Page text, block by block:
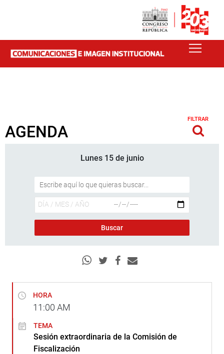
AGENDA
FILTRAR
Lunes 15 de junio
HORA
11:00 AM
TEMA
Sesión extraordinaria de la Comisión de
Fiscalización